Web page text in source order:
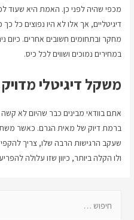
מכפי שהיה לפני כן. האמת היא שעוד
דיגיטליים, אך אלו לא היו נפוצים כל
מחקר ובתחומים חשובים אחרים. כיום
במחירים נמוכים ושווים לכל כיס.
משקל דיגיטלי
אתם בוודאי מבינים כבר שהיום לא
ברמת דיוק של מאית הגרם. כאשר
שעקב הרגישות הרבה שלו, צריך
ולו הקלה ביותר, כיוון שזו עלולה